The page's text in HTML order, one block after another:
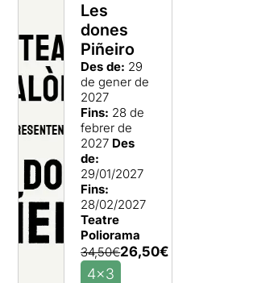
Les
dones
Piñeiro
Des de: 29
de gener de
2027
Fins: 28 de
febrer de
2027 Des
de:
29/01/2027
Fins:
28/02/2027
Teatre
Poliorama
34,50€26,50€
4x3